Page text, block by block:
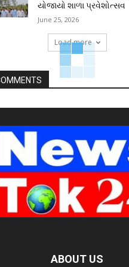
યોજાયો શાળા પ્રવેશોત્સવ
June 25, 2026
Load more
ABOUT US